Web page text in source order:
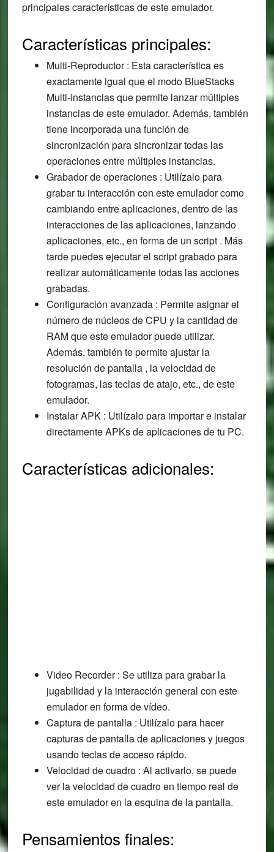
principales características de este emulador.
Características principales:
Multi-Reproductor : Esta característica es
exactamente igual que el modo BlueStacks
Multi-Instancias que permite lanzar múltiples
instancias de este emulador. Además, también
tiene incorporada una función de
sincronización para sincronizar todas las
operaciones entre múltiples instancias.
Grabador de operaciones : Utilízalo para
grabar tu interacción con este emulador como
cambiando entre aplicaciones, dentro de las
interacciones de las aplicaciones, lanzando
aplicaciones, etc., en forma de un script . Más
tarde puedes ejecutar el script grabado para
realizar automáticamente todas las acciones
grabadas.
Configuración avanzada : Permite asignar el
número de núcleos de CPU y la cantidad de
RAM que este emulador puede utilizar.
Además, también te permite ajustar la
resolución de pantalla , la velocidad de
fotogramas, las teclas de atajo, etc., de este
emulador.
Instalar APK : Utilízalo para importar e instalar
directamente APKs de aplicaciones de tu PC.
Características adicionales:
Video Recorder : Se utiliza para grabar la
jugabilidad y la interacción general con este
emulador en forma de vídeo.
Captura de pantalla : Utilízalo para hacer
capturas de pantalla de aplicaciones y juegos
usando teclas de acceso rápido.
Velocidad de cuadro : Al activarlo, se puede
ver la velocidad de cuadro en tiempo real de
este emulador en la esquina de la pantalla.
Pensamientos finales: